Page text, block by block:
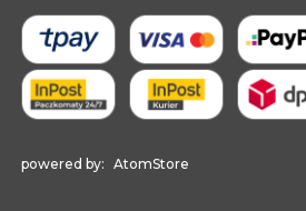
powered by: AtomStore